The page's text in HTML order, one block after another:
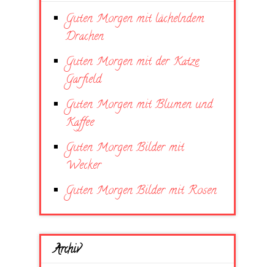
Guten Morgen mit lächelndem
Drachen
Guten Morgen mit der Katze
Garfield
Guten Morgen mit Blumen und
Kaffee
Guten Morgen Bilder mit
Wecker
Guten Morgen Bilder mit Rosen
Archiv